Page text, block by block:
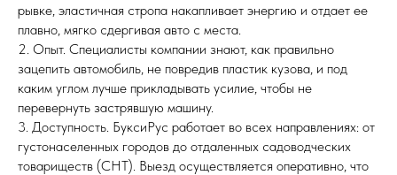
рывке, эластичная стропа накапливает энергию и отдает ее
плавно, мягко сдергивая авто с места.
2. Опыт. Специалисты компании знают, как правильно
зацепить автомобиль, не повредив пластик кузова, и под
каким углом лучше прикладывать усилие, чтобы не
перевернуть застрявшую машину.
3. Доступность. БуксиРус работает во всех направлениях: от
густонаселенных городов до отдаленных садоводческих
товариществ (СНТ). Выезд осуществляется оперативно, что